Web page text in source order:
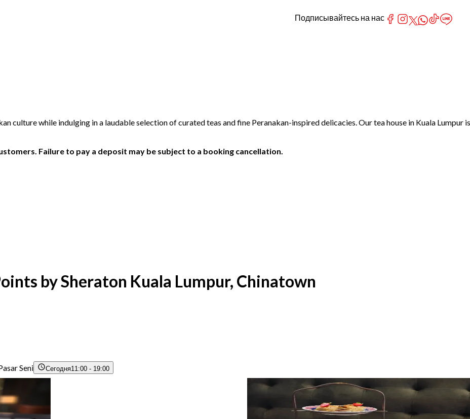
culture while indulging in a laudable selection of curated teas and fine Peranakan-inspired delicacies. Our tea house in Kuala Lumpur is
Failure to pay a deposit may be subject to a booking cancellation.
by Sheraton Kuala Lumpur, Chinatown
Seni Сегодня11:00 - 19:00
Подписывайтесь на нас